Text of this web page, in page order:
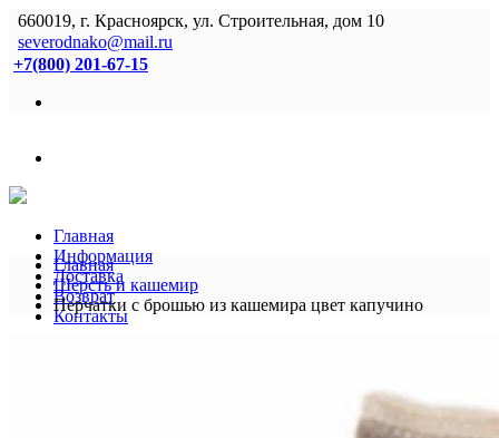
660019, г. Красноярск, ул. Строительная, дом 10
severodnako@mail.ru
+7(800) 201-67-15
Главная
Информация
Доставка
Возврат
Контакты
Главная
Шерсть и кашемир
Перчатки с брошью из кашемира цвет капучино